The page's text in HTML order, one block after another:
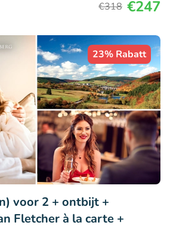
€318 €247
23% Rabatt
voor 2 + ontbijt +
Fletcher à la carte +